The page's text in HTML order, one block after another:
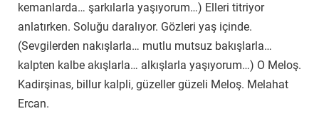
kemanlarda… şarkılarla yaşıyorum…) Elleri titriyor
anlatırken. Soluğu daralıyor. Gözleri yaş içinde.
(Sevgilerden nakışlarla… mutlu mutsuz bakışlarla…
kalpten kalbe akışlarla… alkışlarla yaşıyorum…) O Meloş.
Kadirşinas, billur kalpli, güzeller güzeli Meloş. Melahat
Ercan.